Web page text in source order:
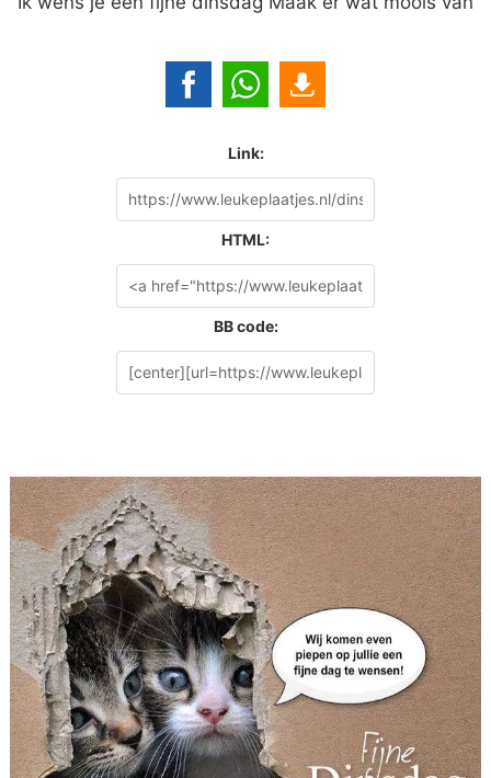
Link:
HTML:
BB code: